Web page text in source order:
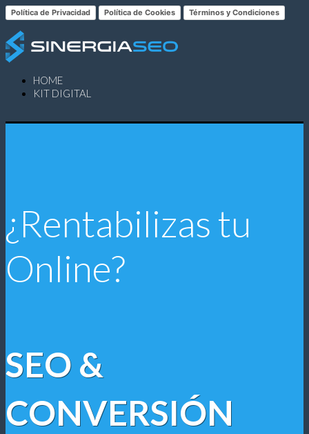
Política de Privacidad Política de Cookies Términos y Condiciones
HOME
KIT DIGITAL
¿Rentabilizas tu
Online?
SEO &
CONVERSIÓN